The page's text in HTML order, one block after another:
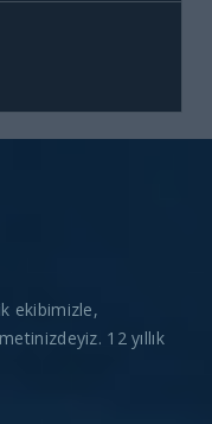
ekibimizle,
12 yıllık